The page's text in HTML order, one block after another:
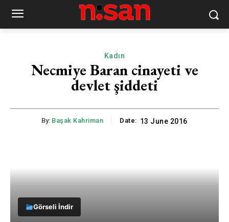
Kadın
Necmiye Baran cinayeti ve
devlet şiddeti
By: Başak Kahriman Date: 13 June 2016
Görseli İndir